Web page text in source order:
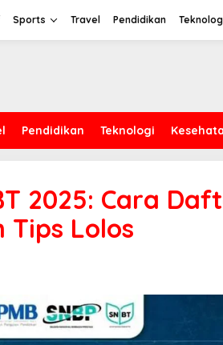
Sports Travel Pendidikan
Pendidikan Teknologi
2025: Cara
Lolos